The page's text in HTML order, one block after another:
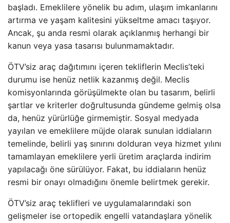
başladı. Emeklilere yönelik bu adım, ulaşım imkanlarını
artırma ve yaşam kalitesini yükseltme amacı taşıyor.
Ancak, şu anda resmi olarak açıklanmış herhangi bir
kanun veya yasa tasarısı bulunmamaktadır.
ÖTV’siz araç dağıtımını içeren tekliflerin Meclis’teki
durumu ise henüz netlik kazanmış değil. Meclis
komisyonlarında görüşülmekte olan bu tasarım, belirli
şartlar ve kriterler doğrultusunda gündeme gelmiş olsa
da, henüz yürürlüğe girmemiştir. Sosyal medyada
yayılan ve emeklilere müjde olarak sunulan iddiaların
temelinde, belirli yaş sınırını dolduran veya hizmet yılını
tamamlayan emeklilere yerli üretim araçlarda indirim
yapılacağı öne sürülüyor. Fakat, bu iddiaların henüz
resmi bir onayı olmadığını önemle belirtmek gerekir.
ÖTV’siz araç teklifleri ve uygulamalarındaki son
gelişmeler ise ortopedik engelli vatandaşlara yönelik